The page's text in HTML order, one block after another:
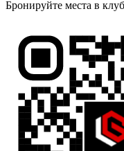
Бронируйте места в